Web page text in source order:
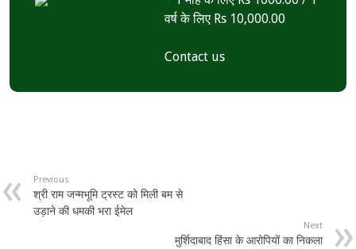
वर्ष के लिए Rs 10,000.00
Contact us
Previous
श्री राम जन्मभूमि ट्रस्ट को मिली बम से
उड़ाने की धमकी भरा ईमेल
Next
मुर्शिदाबाद हिंसा के आरोपियों का निकला